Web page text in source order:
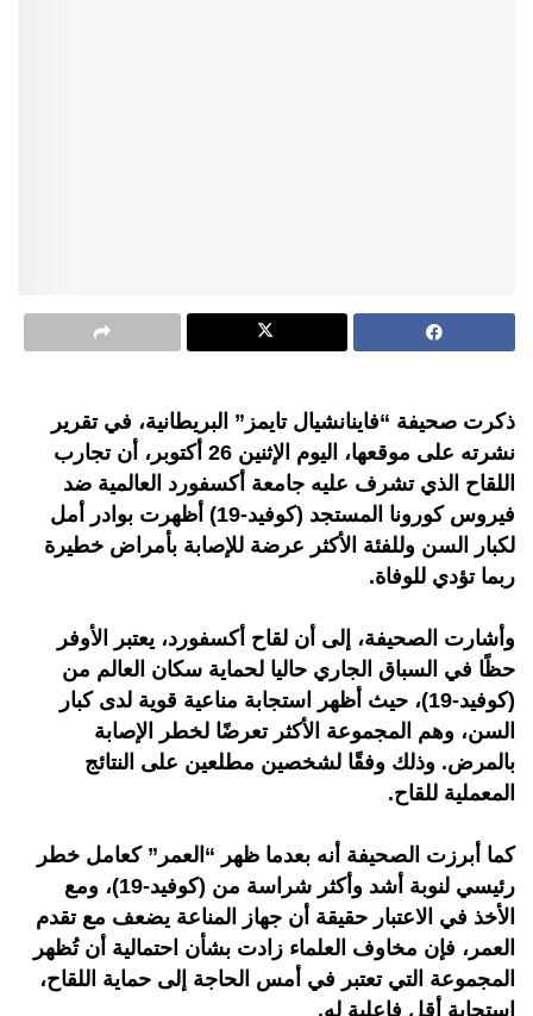
ذكرت صحيفة “فاينانشيال تايمز” البريطانية، في تقرير
نشرته على موقعها، اليوم الإثنين 26 أكتوبر، أن تجارب
اللقاح الذي تشرف عليه جامعة أكسفورد العالمية ضد
فيروس كورونا المستجد (كوفيد-19) أظهرت بوادر أمل
لكبار السن وللفئة الأكثر عرضة للإصابة بأمراض خطيرة
ربما تؤدي للوفاة.
وأشارت الصحيفة، إلى أن لقاح أكسفورد، يعتبر الأوفر
حظًا في السباق الجاري حاليا لحماية سكان العالم من
(كوفيد-19)، حيث أظهر استجابة مناعية قوية لدى كبار
السن، وهم المجموعة الأكثر تعرضًا لخطر الإصابة
بالمرض. وذلك وفقًا لشخصين مطلعين على النتائج
المعملية للقاح.
كما أبرزت الصحيفة أنه بعدما ظهر “العمر” كعامل خطر
رئيسي لنوبة أشد وأكثر شراسة من (كوفيد-19)، ومع
الأخذ في الاعتبار حقيقة أن جهاز المناعة يضعف مع تقدم
العمر، فإن مخاوف العلماء زادت بشأن احتمالية أن تُظهر
المجموعة التي تعتبر في أمس الحاجة إلى حماية اللقاح،
استجابة أقل فاعلية له.